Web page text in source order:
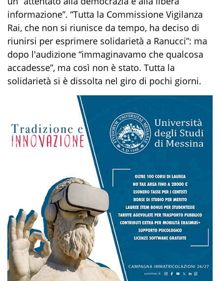
informazione”. “Tutta la Commissione Vigilanza
Rai, che non si riunisce da tempo, ha deciso di
riunirsi per esprimere solidarietà a Ranucci”: ma
dopo l'audizione “immaginavamo che qualcosa
accadesse”, ma così non è stato. Tutta la
solidarietà si è dissolta nel giro di pochi giorni.